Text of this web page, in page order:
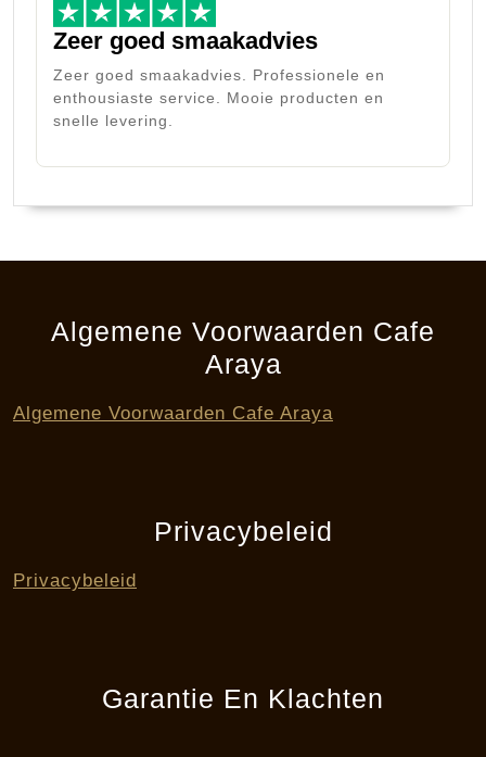
Zeer goed smaakadvies
Zeer goed smaakadvies. Professionele en
enthousiaste service. Mooie producten en
snelle levering.
Algemene Voorwaarden Cafe
Araya
Algemene Voorwaarden Cafe Araya
Privacybeleid
Privacybeleid
Garantie En Klachten